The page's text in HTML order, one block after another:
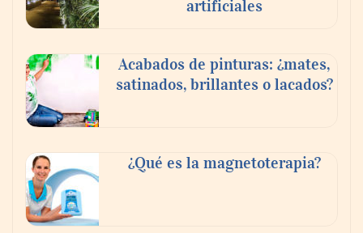
buscan proyectar talento mexicano y
fortalecer el turismo médico
artificiales
Acabados de pinturas: ¿mates,
satinados, brillantes o lacados?
¿Qué es la magnetoterapia?